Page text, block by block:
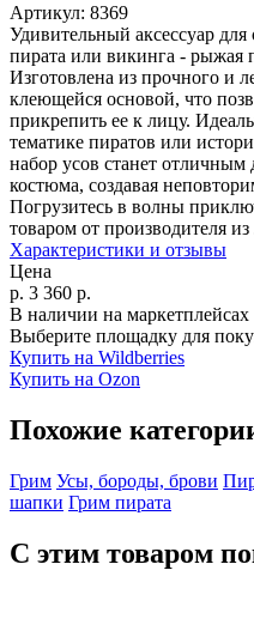
Артикул: 8369
Удивительный аксессуар для
пирата или викинга - рыжая
Изготовлена из прочного и
клеющейся основой, что
прикрепить ее к лицу.
тематике пиратов или
набор усов станет
костюма, создавая
Погрузитесь в волны
товаром от производителя
Характеристики и отзывы
Цена
р. 3 360 р.
В наличии на маркетплейсах
Выберите площадку для
Купить на Wildberries
Купить на Ozon
Похожие
Грим Усы, бороды, брови
шапки Грим пирата
С этим товаром